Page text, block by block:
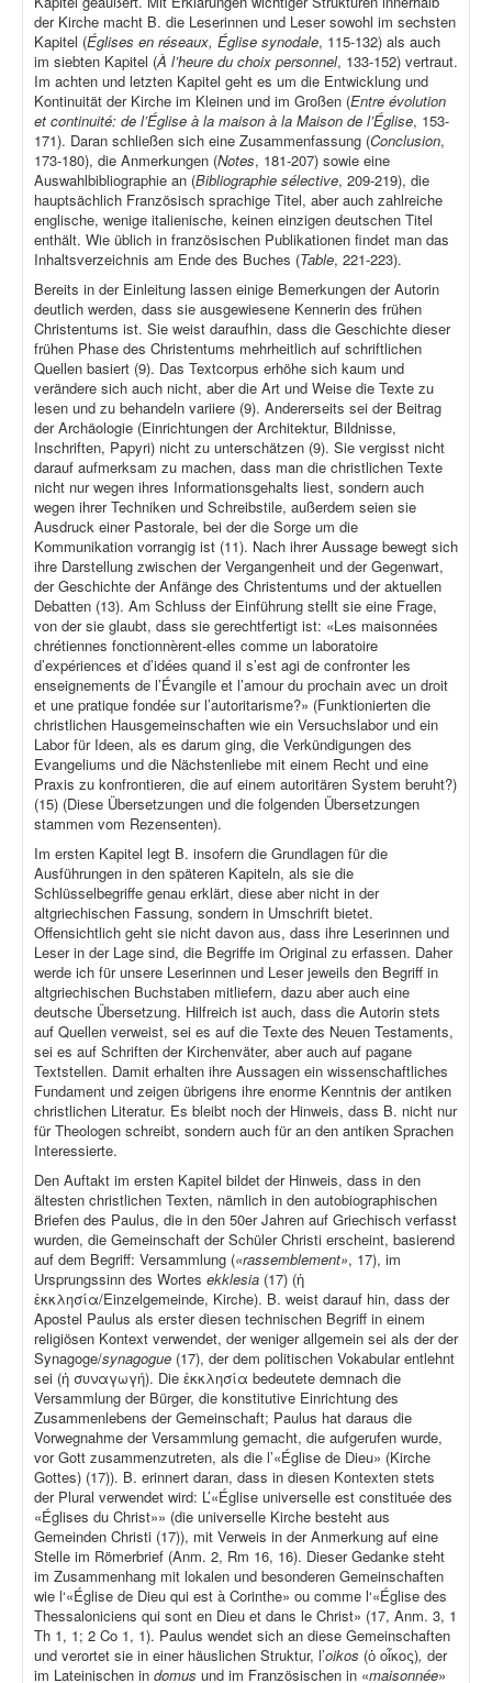
der Kirche macht B. die Leserinnen und Leser sowohl im sechsten
Kapitel (Églises en réseaux, Église synodale, 115-132) als auch
im siebten Kapitel (À l’heure du choix personnel, 133-152) vertraut.
Im achten und letzten Kapitel geht es um die Entwicklung und
Kontinuität der Kirche im Kleinen und im Großen (Entre évolution
et continuité: de l’Église à la maison à la Maison de l’Église, 153-
171). Daran schließen sich eine Zusammenfassung (Conclusion,
173-180), die Anmerkungen (Notes, 181-207) sowie eine
Auswahlbibliographie an (Bibliographie sélective, 209-219), die
hauptsächlich Französisch sprachige Titel, aber auch zahlreiche
englische, wenige italienische, keinen einzigen deutschen Titel
enthält. Wie üblich in französischen Publikationen findet man das
Inhaltsverzeichnis am Ende des Buches (Table, 221-223).
Bereits in der Einleitung lassen einige Bemerkungen der Autorin
deutlich werden, dass sie ausgewiesene Kennerin des frühen
Christentums ist. Sie weist daraufhin, dass die Geschichte dieser
frühen Phase des Christentums mehrheitlich auf schriftlichen
Quellen basiert (9). Das Textcorpus erhöhe sich kaum und
verändere sich auch nicht, aber die Art und Weise die Texte zu
lesen und zu behandeln variiere (9). Andererseits sei der Beitrag
der Archäologie (Einrichtungen der Architektur, Bildnisse,
Inschriften, Papyri) nicht zu unterschätzen (9). Sie vergisst nicht
darauf aufmerksam zu machen, dass man die christlichen Texte
nicht nur wegen ihres Informationsgehalts liest, sondern auch
wegen ihrer Techniken und Schreibstile, außerdem seien sie
Ausdruck einer Pastorale, bei der die Sorge um die
Kommunikation vorrangig ist (11). Nach ihrer Aussage bewegt sich
ihre Darstellung zwischen der Vergangenheit und der Gegenwart,
der Geschichte der Anfänge des Christentums und der aktuellen
Debatten (13). Am Schluss der Einführung stellt sie eine Frage,
von der sie glaubt, dass sie gerechtfertigt ist: «Les maisonnées
chrétiennes fonctionnèrent-elles comme un laboratoire
d’expériences et d’idées quand il s’est agi de confronter les
enseignements de l’Évangile et l’amour du prochain avec un droit
et une pratique fondée sur l’autoritarisme?» (Funktionierten die
christlichen Hausgemeinschaften wie ein Versuchslabor und ein
Labor für Ideen, als es darum ging, die Verkündigungen des
Evangeliums und die Nächstenliebe mit einem Recht und eine
Praxis zu konfrontieren, die auf einem autoritären System beruht?)
(15) (Diese Übersetzungen und die folgenden Übersetzungen
stammen vom Rezensenten).
Im ersten Kapitel legt B. insofern die Grundlagen für die
Ausführungen in den späteren Kapiteln, als sie die
Schlüsselbegriffe genau erklärt, diese aber nicht in der
altgriechischen Fassung, sondern in Umschrift bietet.
Offensichtlich geht sie nicht davon aus, dass ihre Leserinnen und
Leser in der Lage sind, die Begriffe im Original zu erfassen. Daher
werde ich für unsere Leserinnen und Leser jeweils den Begriff in
altgriechischen Buchstaben mitliefern, dazu aber auch eine
deutsche Übersetzung. Hilfreich ist auch, dass die Autorin stets
auf Quellen verweist, sei es auf die Texte des Neuen Testaments,
sei es auf Schriften der Kirchenväter, aber auch auf pagane
Textstellen. Damit erhalten ihre Aussagen ein wissenschaftliches
Fundament und zeigen übrigens ihre enorme Kenntnis der antiken
christlichen Literatur. Es bleibt noch der Hinweis, dass B. nicht nur
für Theologen schreibt, sondern auch für an den antiken Sprachen
Interessierte.
Den Auftakt im ersten Kapitel bildet der Hinweis, dass in den
ältesten christlichen Texten, nämlich in den autobiographischen
Briefen des Paulus, die in den 50er Jahren auf Griechisch verfasst
wurden, die Gemeinschaft der Schüler Christi erscheint, basierend
auf dem Begriff: Versammlung («rassemblement», 17), im
Ursprungssinn des Wortes ekklesia (17) (ἡ
ἐκκλησία/Einzelgemeinde, Kirche). B. weist darauf hin, dass der
Apostel Paulus als erster diesen technischen Begriff in einem
religiösen Kontext verwendet, der weniger allgemein sei als der der
Synagoge/synagogue (17), der dem politischen Vokabular entlehnt
sei (ἡ συναγωγή). Die ἐκκλησία bedeutete demnach die
Versammlung der Bürger, die konstitutive Einrichtung des
Zusammenlebens der Gemeinschaft; Paulus hat daraus die
Vorwegnahme der Versammlung gemacht, die aufgerufen wurde,
vor Gott zusammenzutreten, als die l’«Église de Dieu» (Kirche
Gottes) (17)). B. erinnert daran, dass in diesen Kontexten stets
der Plural verwendet wird: L’«Église universelle est constituée des
«Églises du Christ»» (die universelle Kirche besteht aus
Gemeinden Christi (17)), mit Verweis in der Anmerkung auf eine
Stelle im Römerbrief (Anm. 2, Rm 16, 16). Dieser Gedanke steht
im Zusammenhang mit lokalen und besonderen Gemeinschaften
wie l‘«Église de Dieu qui est à Corinthe» ou comme l‘«Église des
Thessaloniciens qui sont en Dieu et dans le Christ» (17, Anm. 3, 1
Th 1, 1; 2 Co 1, 1). Paulus wendet sich an diese Gemeinschaften
und verortet sie in einer häuslichen Struktur, l’oikos (ὁ οἶκος), der
im Lateinischen in domus und im Französischen in «maisonnée»